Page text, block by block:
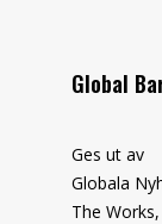
Global
Ges ut av
Globala
The